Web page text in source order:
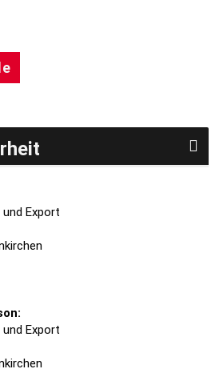
Export
Export